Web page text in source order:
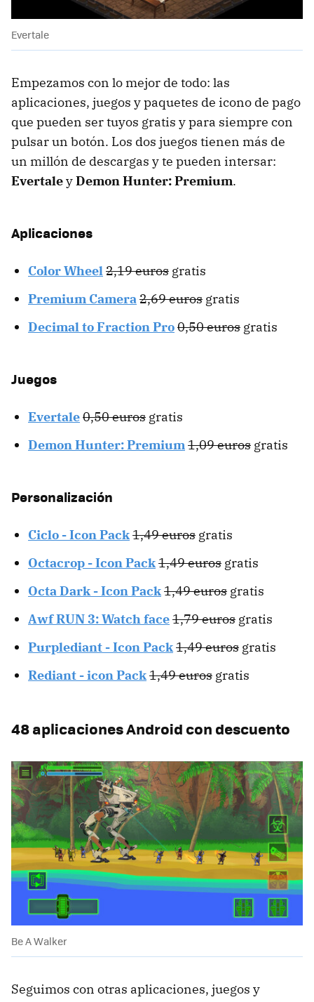
Evertale
Empezamos con lo mejor de todo: las
aplicaciones, juegos y paquetes de icono de pago
que pueden ser tuyos gratis y para siempre con
pulsar un botón. Los dos juegos tienen más de
un millón de descargas y te pueden intersar:
EvertaleyDemon Hunter: Premium.
Aplicaciones
Color Wheel2,19 euros gratis
Premium Camera2,69 euros gratis
Decimal to Fraction Pro0,50 euros gratis
Juegos
Evertale0,50 euros gratis
Demon Hunter: Premium1,09 euros gratis
Personalización
Ciclo - Icon Pack1,49 euros gratis
Octacrop - Icon Pack1,49 euros gratis
Octa Dark - Icon Pack1,49 euros gratis
Awf RUN 3: Watch face1,79 euros gratis
Purplediant - Icon Pack1,49 euros gratis
Rediant - icon Pack1,49 euros gratis
48 aplicaciones Android con descuento
Be A Walker
Seguimos con otras aplicaciones, juegos y